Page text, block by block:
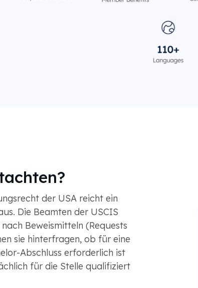
der USA reicht ein
Die Beamten der USCIS
Beweismitteln (Requests
sie hinterfragen, ob für eine
Abschluss erforderlich ist
für die Stelle qualifiziert